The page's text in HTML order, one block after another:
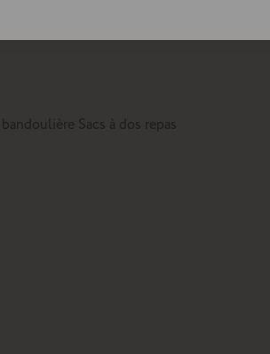
bandoulière Sacs à dos repas